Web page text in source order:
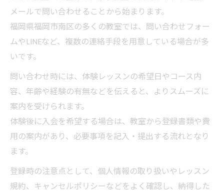
メールで問い合わせることから始まります。
福岡県福岡市南区の多くの教室では、問い合わせフォー
ムやLINEなど、複数の連絡手段を用意している場合が多
いです。
問い合わせ時には、体験レッスンの希望日やコース内
容、年齢や経験の有無などを伝えると、よりスムーズに
案内を受けられます。
体験後に入会を希望する場合は、教室から登録書類や費
用の案内があり、必要事項を記入・提出する流れとなり
ます。
登録時の注意点として、個人情報の取り扱いやレッスン
規約、キャンセルポリシーなどをよく確認し、納得した